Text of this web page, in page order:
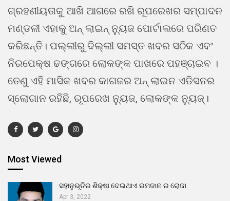
ଗ୍ରହଣୀୟତାକୁ ଆଖି ଆଗରେ ରଖି ରୂପରେଖର ସମ୍ପାଦନ
ମଣ୍ଡଳୀ ଏହାକୁ ଅନ୍ ଲାଇନ୍ ନ୍ୟୁଜ ପୋର୍ଟାଲରେ ପରିଣତ
କରିଛନ୍ତି। ପଲ୍ଲୀରୁ ଦିଲ୍ଲୀ ସମସ୍ତ ଖବର ସଠିକ ଏବଂ
ନିରପେକ୍ଷ ଢଙ୍ଗରେ ଲୋକଙ୍କ ପାଖରେ ପହଞ୍ଚାଇବ ।
ତେଣୁ ଏହି ମାସିକ ଖବର କାଗଜର ଅନ୍ ଲାଇନ ଏଡିସନର
ସ୍ଲୋଗାନ ରହିଛି, ରୂପରେଖ ନ୍ୟୁଜ, ଲୋକଙ୍କ ନ୍ୟୁଜ୍।
Most Viewed
ସହାନୁଭୂତିର ଶିକ୍ଷା ଦେଇଥାଏ ରମଜାନ ର ରୋଜା
Apr 3, 2022